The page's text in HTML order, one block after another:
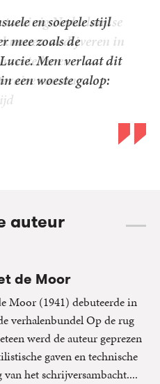
en soepele stijl
mee zoals de
Men verlaat dit
een woeste galop:
auteur
de Moor
Moor (1941) debuteerde in
verhalenbundel Op de rug
werd de auteur geprezen
gaven en technische
van het schrijversambacht....